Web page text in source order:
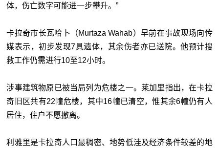
体，伤亡数字可能进一步攀升。”
卡拉奇市长瓦哈卜（Murtaza Wahab）早前在事故现场向传
媒表示，初步发现7具遗体，其余伤者亦已送院。他预计搜
救工作仍需进行10至12小时。
涉事建筑物原已被当局列为危楼之一。莱加里指出，在卡拉
奇旧区共有22幢危楼，其中16幢已清空，惟其余6幢仍有人
居住，住户不愿撤离。
利雅里是卡拉奇人口最稠密、地势低洼及经济条件较差的地